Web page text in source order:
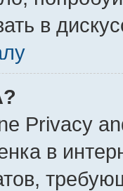
в
Privacy
в